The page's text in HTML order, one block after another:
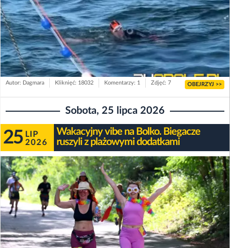
Autor: Dagmara Kliknięć: 18032 Komentarzy: 1 Zdjęć: 7 OBEJRZYJ >>
Sobota, 25 lipca 2026
25 LIP
2026
Wakacyjny vibe na Bolko. Biegacze
ruszyli z plażowymi dodatkami